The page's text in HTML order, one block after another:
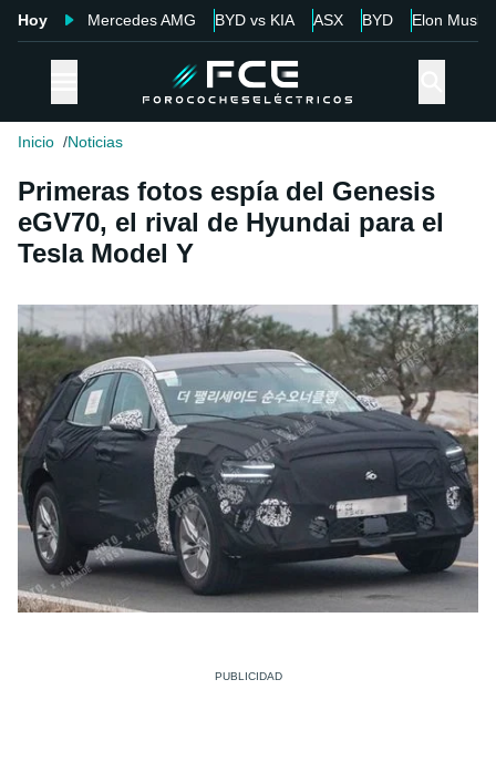
Hoy Mercedes AMG BYD vs KIA ASX BYD Elon Musk
Inicio Noticias
Primeras fotos espía del Genesis
eGV70, el rival de Hyundai para el
Tesla Model Y